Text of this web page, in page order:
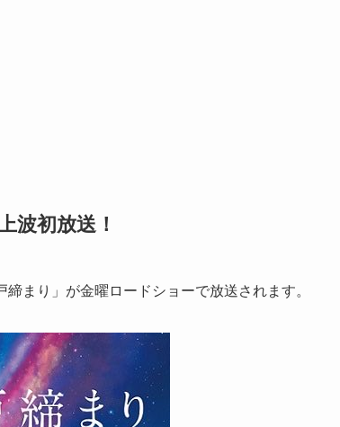
波初放送！
まり」が金曜ロードショーで放送されます。